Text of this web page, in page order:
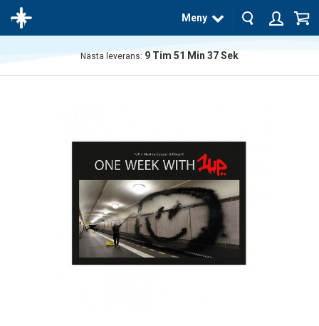
Meny
Nästa leverans: 9 Tim 51 Min 37Sek